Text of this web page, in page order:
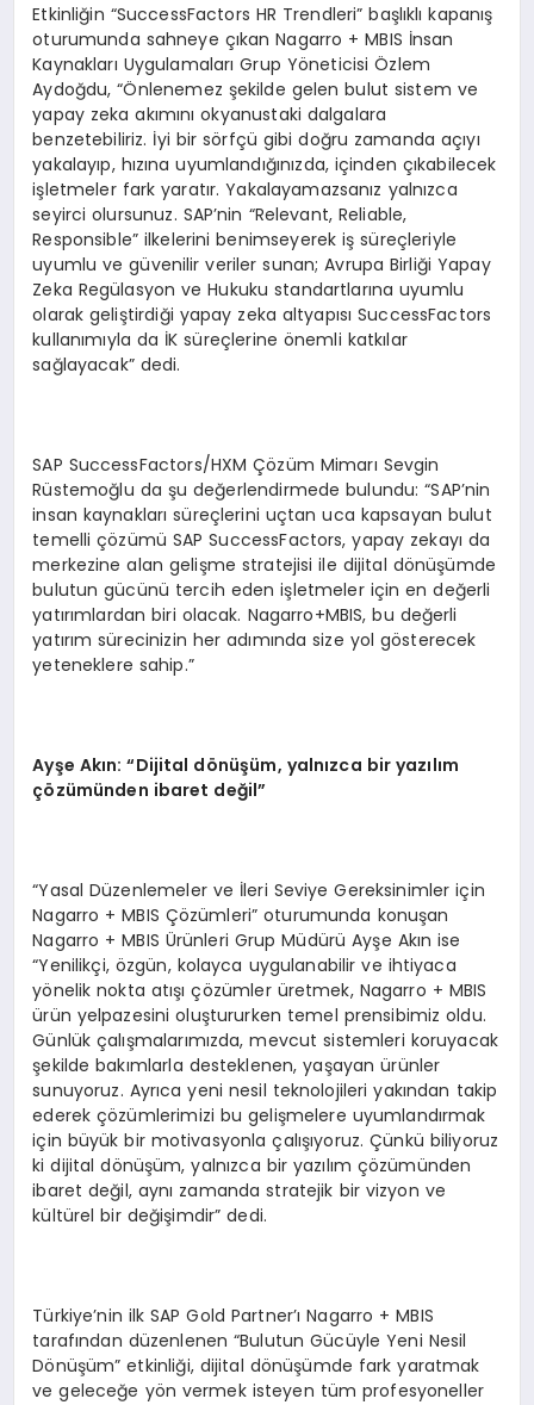
Etkinliğin “SuccessFactors HR Trendleri” başlıklı kapanış
oturumunda sahneye çıkan Nagarro + MBIS İnsan
Kaynakları Uygulamaları Grup Yöneticisi Özlem
Aydoğdu, “Önlenemez şekilde gelen bulut sistem ve
yapay zeka akımını okyanustaki dalgalara
benzetebiliriz. İyi bir sörfçü gibi doğru zamanda açıyı
yakalayıp, hızına uyumlandığınızda, içinden çıkabilecek
işletmeler fark yaratır. Yakalayamazsanız yalnızca
seyirci olursunuz. SAP’nin “Relevant, Reliable,
Responsible” ilkelerini benimseyerek iş süreçleriyle
uyumlu ve güvenilir veriler sunan; Avrupa Birliği Yapay
Zeka Regülasyon ve Hukuku standartlarına uyumlu
olarak geliştirdiği yapay zeka altyapısı SuccessFactors
kullanımıyla da İK süreçlerine önemli katkılar
sağlayacak” dedi.
SAP SuccessFactors/HXM Çözüm Mimarı Sevgin
Rüstemoğlu da şu değerlendirmede bulundu: “SAP’nin
insan kaynakları süreçlerini uçtan uca kapsayan bulut
temelli çözümü SAP SuccessFactors, yapay zekayı da
merkezine alan gelişme stratejisi ile dijital dönüşümde
bulutun gücünü tercih eden işletmeler için en değerli
yatırımlardan biri olacak. Nagarro+MBIS, bu değerli
yatırım sürecinizin her adımında size yol gösterecek
yeteneklere sahip.”
Ayşe Akın: “Dijital dönüşüm, yalnızca bir yazılım
çözümünden ibaret değil”
“Yasal Düzenlemeler ve İleri Seviye Gereksinimler için
Nagarro + MBIS Çözümleri” oturumunda konuşan
Nagarro + MBIS Ürünleri Grup Müdürü Ayşe Akın ise
“Yenilikçi, özgün, kolayca uygulanabilir ve ihtiyaca
yönelik nokta atışı çözümler üretmek, Nagarro + MBIS
ürün yelpazesini oluştururken temel prensibimiz oldu.
Günlük çalışmalarımızda, mevcut sistemleri koruyacak
şekilde bakımlarla desteklenen, yaşayan ürünler
sunuyoruz. Ayrıca yeni nesil teknolojileri yakından takip
ederek çözümlerimizi bu gelişmelere uyumlandırmak
için büyük bir motivasyonla çalışıyoruz. Çünkü biliyoruz
ki dijital dönüşüm, yalnızca bir yazılım çözümünden
ibaret değil, aynı zamanda stratejik bir vizyon ve
kültürel bir değişimdir” dedi.
Türkiye’nin ilk SAP Gold Partner’ı Nagarro + MBIS
tarafından düzenlenen “Bulutun Gücüyle Yeni Nesil
Dönüşüm” etkinliği, dijital dönüşümde fark yaratmak
ve geleceğe yön vermek isteyen tüm profesyoneller